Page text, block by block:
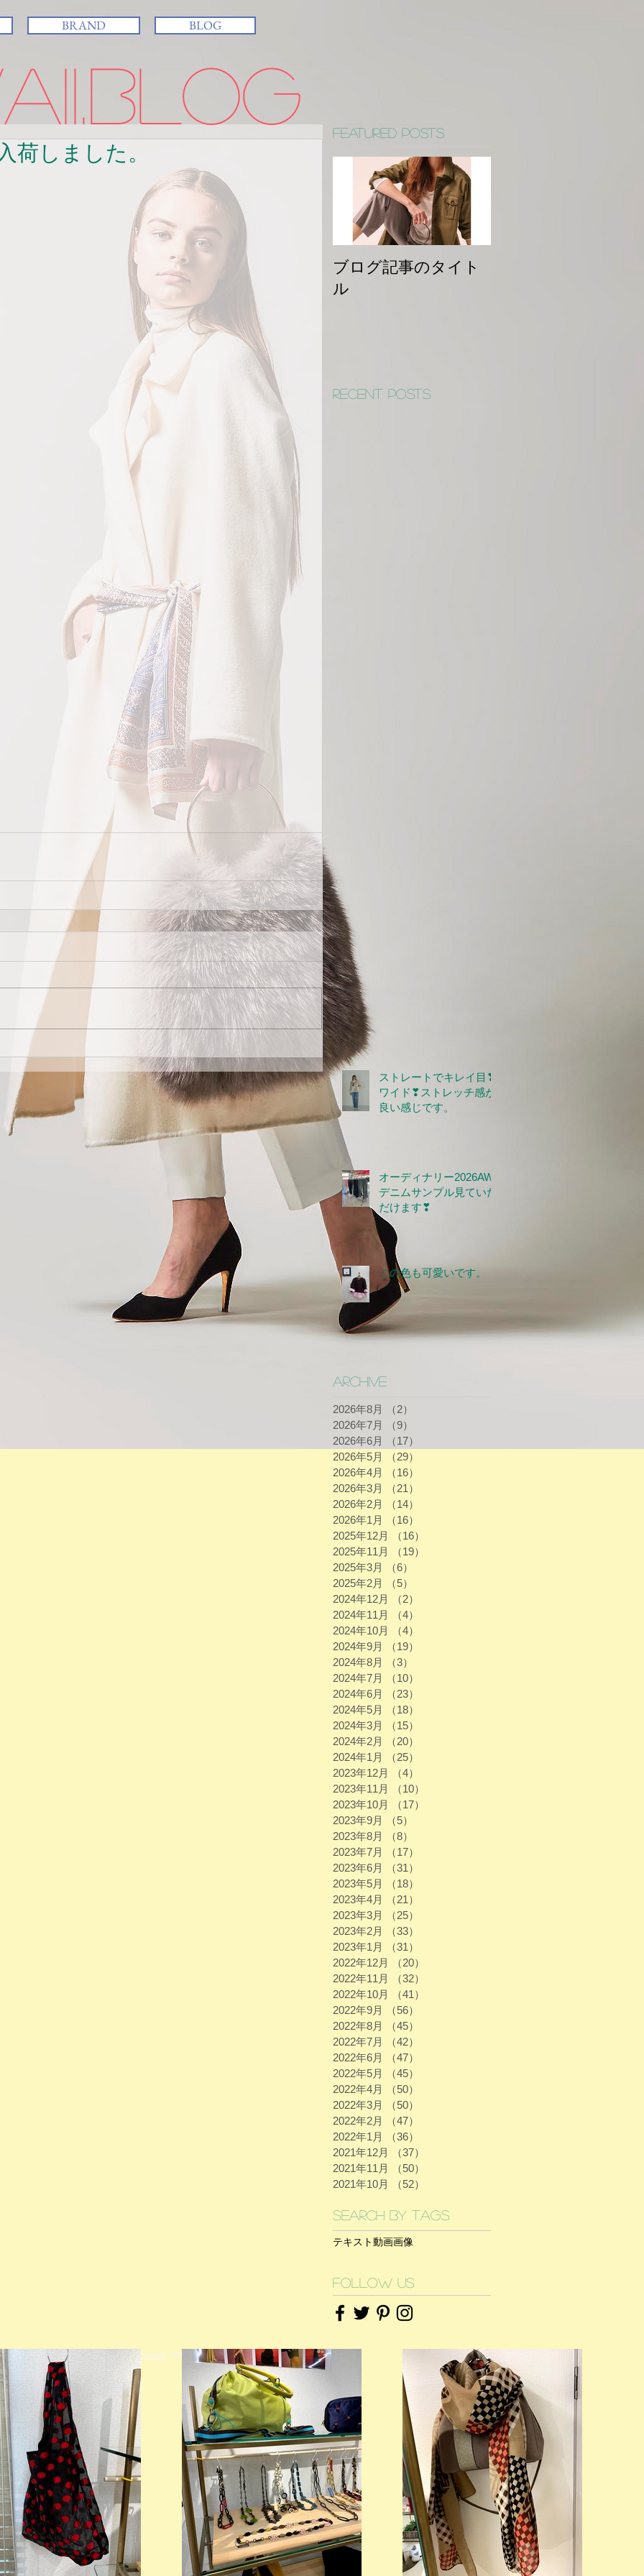
BRAND BLOG
荷しました。
Featured Posts
ブログ記事のタイト
ル
Recent Posts
ストレートでキレイ目❣
ワイド❣ストレッチ感が
良い感じです。
オーディナリー2026AW
デニムサンプル見ていた
だけます❣
この色も可愛いです。
Archive
2026年8月 （2）
2026年7月
（9）
2026年6月
（17）
2026年5月
（29）
2026年4月
（16）
2026年3月
（21）
2026年2月
（14）
2026年1月
（16）
2025年12月
（16）
2025年11月
（19）
2025年3月
（6）
2025年2月
（5）
2024年12月
（2）
2024年11月
（4）
2024年10月
（4）
2024年9月
（19）
2024年8月
（3）
2024年7月
（10）
2024年6月
（23）
2024年5月
（18）
2024年3月
（15）
2024年2月
（20）
2024年1月
（25）
2023年12月
（4）
2023年11月
（10）
2023年10月
（17）
2023年9月
（5）
2023年8月
（8）
2023年7月
（17）
2023年6月
（31）
2023年5月
（18）
2023年4月
（21）
2023年3月
（25）
2023年2月
（33）
2023年1月
（31）
2022年12月
（20）
2022年11月
（32）
2022年10月
（41）
2022年9月
（56）
2022年8月
（45）
2022年7月
（42）
2022年6月
（47）
2022年5月
（45）
2022年4月
（50）
2022年3月
（50）
2022年2月
（47）
2022年1月
（36）
2021年12月
（37）
2021年11月
（50）
2021年10月
（52）
Search By Tags
テキスト動画画像
Follow Us
© 2023 著作権表示の例 - Wix.com で作成されたホームページです